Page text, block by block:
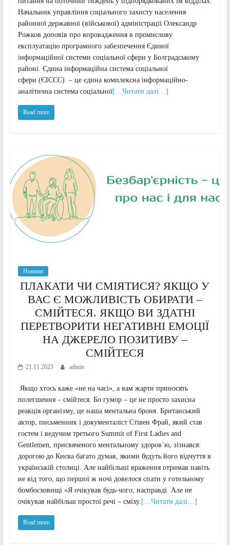
Начальник управління соціального захисту населення
районної державної (військової) адміністрації Олександр
Рожков доповів про впровадження в промислову
експлуатацію програмного забезпечення Єдиної
інформаційної системи соціальної сфери у Болградському
районі. Єдина інформаційна система соціальної
сфери (ЄІССС) – це єдина комплексна інформаційно-
аналітична система соціальної[…Читати далі…]
Read more
Новини
ПЛАКАТИ ЧИ СМІЯТИСЯ? ЯКЩО У
ВАС Є МОЖЛИВІСТЬ ОБИРАТИ –
СМІЙТЕСЯ. ЯКЩО ВИ ЗДАТНІ
ПЕРЕТВОРИТИ НЕГАТИВНІ ЕМОЦІЇ
НА ДЖЕРЕЛО ПОЗИТИВУ –
СМІЙТЕСЯ
21.11.2023 admin
Якщо хтось каже «не на часі», а вам жарти приносять
полегшення – смійтеся. Бо гумор – це не просто захисна
реакція організму, це наша ментальна броня. Британський
актор, письменник і документаліст Стівен Фрай, який став
гостем і ведучим третього Summit of First Ladies and
Gentlemen, присвяченого ментальному здоров’ю, зізнався:
дорогою до Києва багато думав, якими будуть його відчуття в
українській столиці. Але найбільші враження отримав навіть
не від того, що першої ж ночі довелося спати у готельному
бомбосховищі «Я очікував будь-чого, насправді. Але не
очікував найбільш простої речі – сміху. […Читати далі…]
Read more